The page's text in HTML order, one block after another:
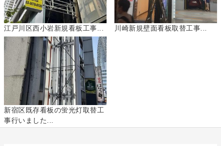
江戸川区西小岩新規看板工事... 川崎新規壁面看板取替工事...
新宿区既存看板の蛍光灯取替工
事行いました...